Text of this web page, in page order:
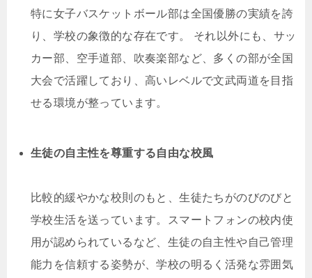
特に女子バスケットボール部は全国優勝の実績を誇
り、学校の象徴的な存在です。 それ以外にも、サッ
カー部、空手道部、吹奏楽部など、多くの部が全国
大会で活躍しており、高いレベルで文武両道を目指
せる環境が整っています。
生徒の自主性を尊重する自由な校風
比較的緩やかな校則のもと、生徒たちがのびのびと
学校生活を送っています。スマートフォンの校内使
用が認められているなど、生徒の自主性や自己管理
能力を信頼する姿勢が、学校の明るく活発な雰囲気